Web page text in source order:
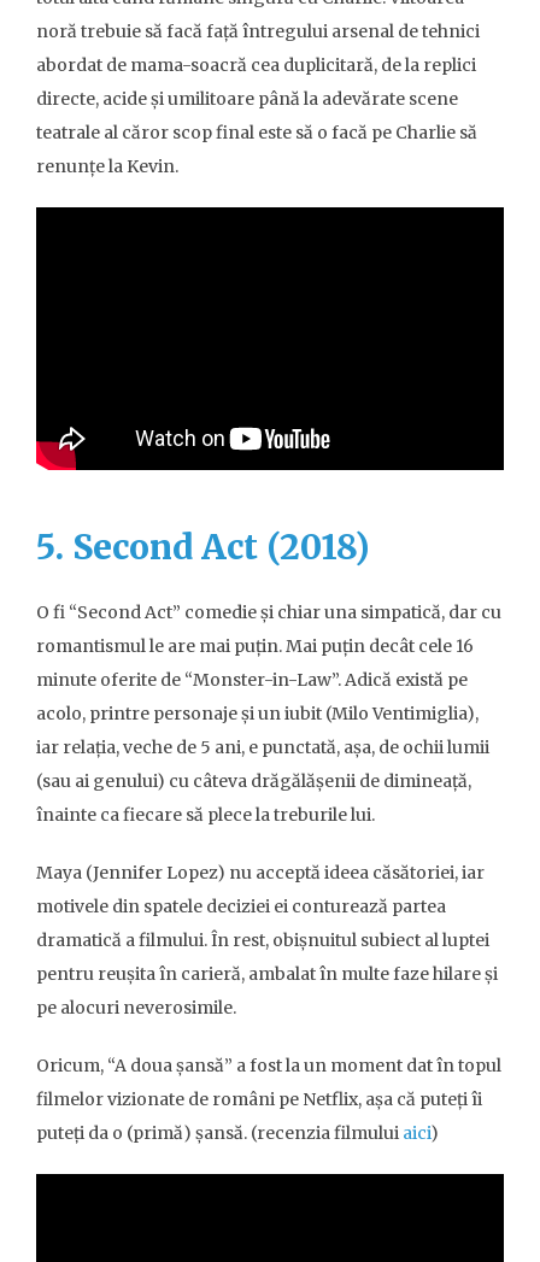
noră trebuie să facă față întregului arsenal de tehnici
abordat de mama-soacră cea duplicitară, de la replici
directe, acide și umilitoare până la adevărate scene
teatrale al căror scop final este să o facă pe Charlie să
renunțe la Kevin.
5. Second Act (2018)
O fi “Second Act” comedie și chiar una simpatică, dar cu
romantismul le are mai puțin. Mai puțin decât cele 16
minute oferite de “Monster-in-Law”. Adică există pe
acolo, printre personaje și un iubit (Milo Ventimiglia),
iar relația, veche de 5 ani, e punctată, așa, de ochii lumii
(sau ai genului) cu câteva drăgălășenii de dimineață,
înainte ca fiecare să plece la treburile lui.
Maya (Jennifer Lopez) nu acceptă ideea căsătoriei, iar
motivele din spatele deciziei ei conturează partea
dramatică a filmului. În rest, obișnuitul subiect al luptei
pentru reușita în carieră, ambalat în multe faze hilare și
pe alocuri neverosimile.
Oricum, “A doua șansă” a fost la un moment dat în topul
filmelor vizionate de români pe Netflix, așa că puteți îi
puteți da o (primă) șansă. (recenzia filmului aici)